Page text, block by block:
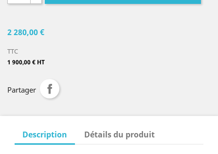
2 280,00 €
TTC
1 900,00 € HT
Partager
Description Détails du produit